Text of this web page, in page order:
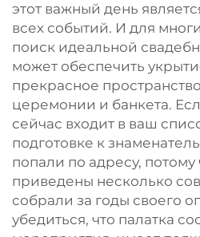
этот важный день
всех событий. И для
поиск идеальной
может обеспечить
прекрасное
церемонии и банкета.
сейчас входит в ваш
подготовке к
попали по адресу, потому
приведены несколько
собрали за годы своего
убедиться, что палатка